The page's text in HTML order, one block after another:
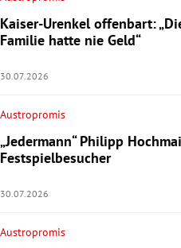
Kaiser-Urenkel offenbart:
Familie hatte nie Geld“
30.07.2026
Austropromis
„Jedermann“ Philipp
Festspielbesucher
30.07.2026
Austropromis